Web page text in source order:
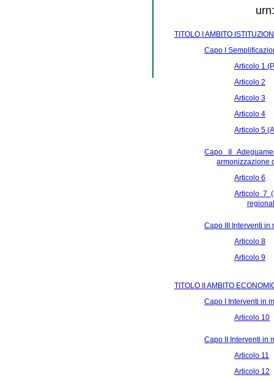
TITOLO I AMBITO
Capo I
Articolo 1
Articolo 2
Articolo 3
Articolo 4
Articolo 5
Capo II
armonizzazione
Articolo 6
Articolo 7
Capo III Interventi in
Articolo 8
Articolo 9
TITOLO II AMBITO
Capo I Interventi in
Articolo 10
Capo II Interventi in
Articolo 11
Articolo 12